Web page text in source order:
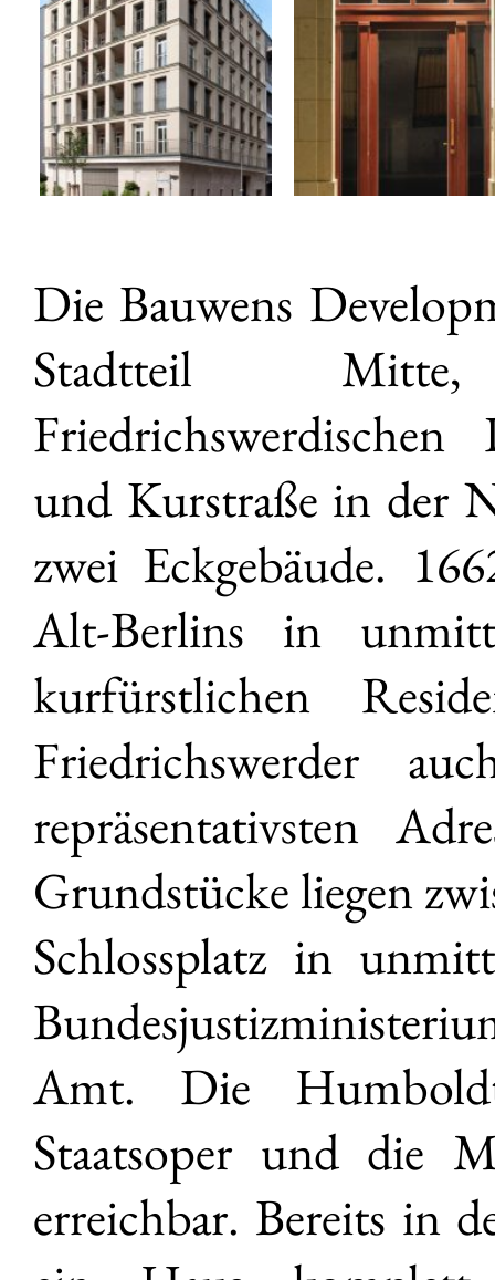
Die Bauwens
Stadtteil
und Kurstraße in der
zwei Eckgebäude.
Alt-Berlins in
kurfürstlichen
Friedrichswerder
repräsentativsten
Grundstücke liegen
Schlossplatz in
Amt. Die
Staatsoper und die
erreichbar. Bereits in